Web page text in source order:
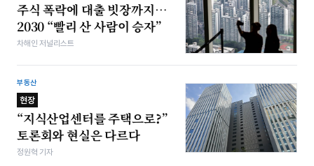
주식 폭락에 대출 빗장까지…
2030 “빨리 산 사람이 승자”
차해인 저널리스트
부동산
현장
“지식산업센터를 주택으로?”
토론회와 현실은 다르다
정원혁 기자